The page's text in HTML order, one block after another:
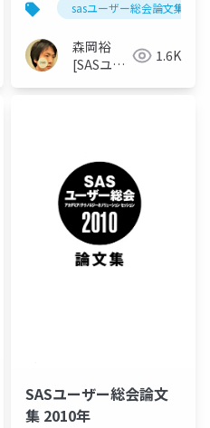
年 sasユーザー総会論文集
森岡裕
[SASユー
1.6K
SASユーザー総会論文
集 2010年